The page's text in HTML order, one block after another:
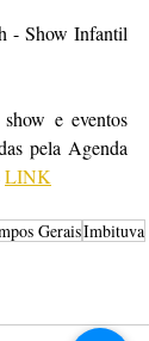
- Show Infantil
e eventos
pela Agenda
LINK
GeraisImbituva